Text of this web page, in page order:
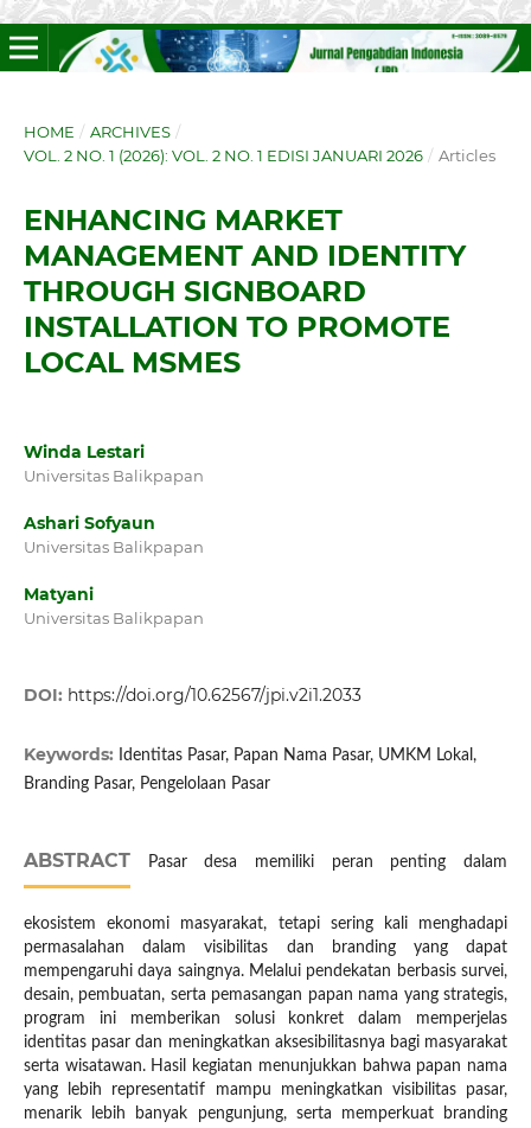
HOME / ARCHIVES /
VOL. 2 NO. 1 (2026): VOL. 2 NO. 1 EDISI JANUARI 2026 / Articles
ENHANCING MARKET
MANAGEMENT AND IDENTITY
THROUGH SIGNBOARD
INSTALLATION TO PROMOTE
LOCAL MSMES
Winda Lestari
Universitas Balikpapan
Ashari Sofyaun
Universitas Balikpapan
Matyani
Universitas Balikpapan
DOI: https://doi.org/10.62567/jpi.v2i1.2033
Keywords:
Identitas Pasar, Papan Nama Pasar, UMKM Lokal,
Branding Pasar, Pengelolaan Pasar
ABSTRACT Pasar desa memiliki peran penting dalam
ekosistem ekonomi masyarakat, tetapi sering kali menghadapi
permasalahan dalam visibilitas dan branding yang dapat
mempengaruhi daya saingnya. Melalui pendekatan berbasis survei,
desain, pembuatan, serta pemasangan papan nama yang strategis,
program ini memberikan solusi konkret dalam memperjelas
identitas pasar dan meningkatkan aksesibilitasnya bagi masyarakat
serta wisatawan. Hasil kegiatan menunjukkan bahwa papan nama
yang lebih representatif mampu meningkatkan visibilitas pasar,
menarik lebih banyak pengunjung, serta memperkuat branding